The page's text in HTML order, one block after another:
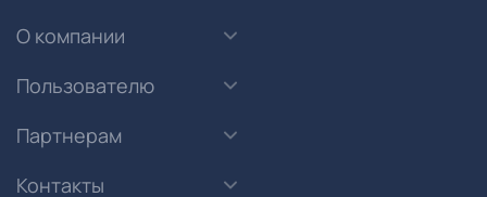
О компании
Пользователю
Партнерам
Контакты